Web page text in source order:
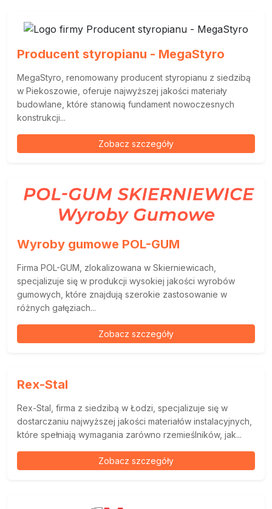
Producent styropianu - MegaStyro
MegaStyro, renomowany producent styropianu z siedzibą
w Piekoszowie, oferuje najwyższej jakości materiały
budowlane, które stanowią fundament nowoczesnych
konstrukcji...
Zobacz szczegóły
Wyroby gumowe POL-GUM
Firma POL-GUM, zlokalizowana w Skierniewicach,
specjalizuje się w produkcji wysokiej jakości wyrobów
gumowych, które znajdują szerokie zastosowanie w
różnych gałęziach...
Zobacz szczegóły
Rex-Stal
Rex-Stal, firma z siedzibą w Łodzi, specjalizuje się w
dostarczaniu najwyższej jakości materiałów instalacyjnych,
które spełniają wymagania zarówno rzemieślników, jak...
Zobacz szczegóły